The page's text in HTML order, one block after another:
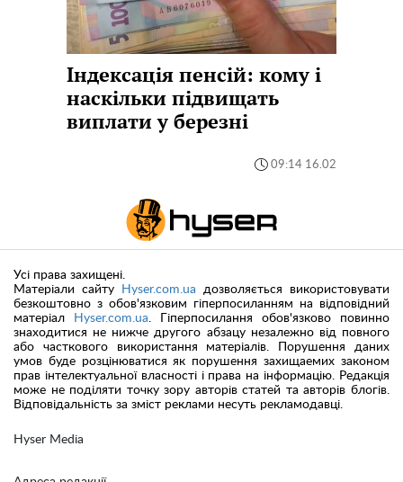
Індексація пенсій: кому і
наскільки підвищать
виплати у березні
09:14 16.02
Hyser Media
Усі права захищені.
Матеріали сайту
Hyser.com.ua дозволяється використовувати
безкоштовно з обов'язковим гіперпосиланням на відповідний
матеріал
Hyser.com.ua. Гіперпосилання обов'язково повинно
знаходитися не нижче другого абзацу незалежно від повного
або часткового використання матеріалів. Порушення даних
умов буде розцінюватися як порушення захищаемих законом
прав інтелектуальної власності і права на інформацію. Редакція
може не поділяти точку зору авторів статей та авторів блогів.
Відповідальність за зміст реклами несуть рекламодавці.